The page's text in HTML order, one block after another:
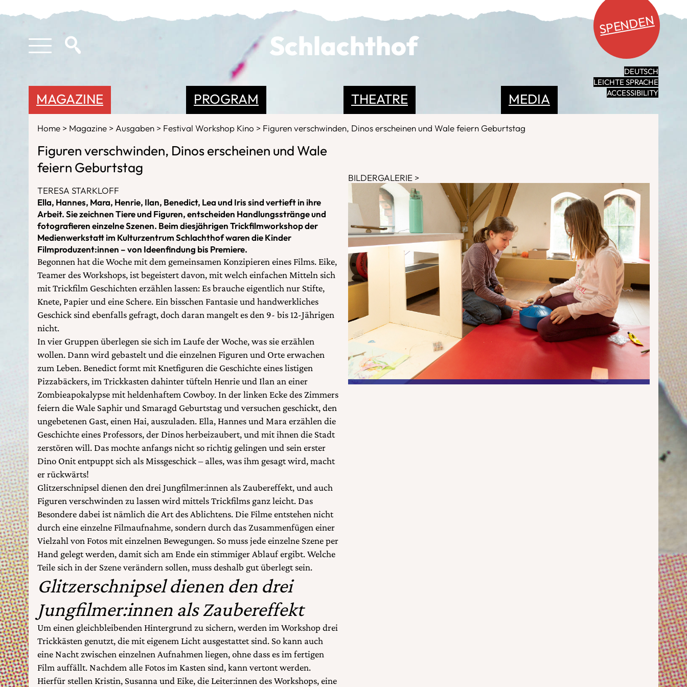
Schlachthof
SPENDEN
DEUTSCH
LEICHTE SPRACHE
ACCESSIBILITY
PROGRAM THEATRE MEDIA
MAGAZINE
Home Magazine Ausgaben Festival Workshop Kino Figuren verschwinden, Dinos erscheinen und Wale feiern Geburtstag
Figuren verschwinden, Dinos erscheinen und Wale
feiern Geburtstag
TERESA STARKLOFF
Ella, Hannes, Mara, Henrie, Ilan, Benedict, Lea und Iris sind vertieft in ihre
Arbeit. Sie zeichnen Tiere und Figuren, entscheiden Handlungsstränge und
fotografieren einzelne Szenen. Beim diesjährigen Trickfilmworkshop der
Medienwerkstatt im Kulturzentrum Schlachthof waren die Kinder
Filmproduzent:innen – von Ideenfindung bis Premiere.
Begonnen hat die Woche mit dem gemeinsamen Konzipieren eines Films. Eike,
Teamer des Workshops, ist begeistert davon, mit welch einfachen Mitteln sich
mit Trickfilm Geschichten erzählen lassen: Es brauche eigentlich nur Stifte,
Knete, Papier und eine Schere. Ein bisschen Fantasie und handwerkliches
Geschick sind ebenfalls gefragt, doch daran mangelt es den 9- bis 12-Jährigen
nicht.
In vier Gruppen überlegen sie sich im Laufe der Woche, was sie erzählen
wollen. Dann wird gebastelt und die einzelnen Figuren und Orte erwachen
zum Leben. Benedict formt mit Knetfiguren die Geschichte eines listigen
Pizzabäckers, im Trickkasten dahinter tüfteln Henrie und Ilan an einer
Zombieapokalypse mit heldenhaftem Cowboy. In der linken Ecke des Zimmers
feiern die Wale Saphir und Smaragd Geburtstag und versuchen geschickt, den
ungebetenen Gast, einen Hai, auszuladen. Ella, Hannes und Mara erzählen die
Geschichte eines Professors, der Dinos herbeizaubert, und mit ihnen die Stadt
zerstören will. Das mochte anfangs nicht so richtig gelingen und sein erster
Dino Onit entpuppt sich als Missgeschick – alles, was ihm gesagt wird, macht
er rückwärts!
Glitzerschnipsel dienen den drei Jungfilmer:innen als Zaubereffekt, und auch
Figuren verschwinden zu lassen wird mittels Trickfilms ganz leicht. Das
Besondere dabei ist nämlich die Art des Ablichtens. Die Filme entstehen nicht
durch eine einzelne Filmaufnahme, sondern durch das Zusammenfügen einer
Vielzahl von Fotos mit einzelnen Bewegungen. So muss jede einzelne Szene per
Hand gelegt werden, damit sich am Ende ein stimmiger Ablauf ergibt. Welche
Teile sich in der Szene verändern sollen, muss deshalb gut überlegt sein.
Glitzerschnipsel dienen den drei
Jungfilmer:innen als Zaubereffekt
Um einen gleichbleibenden Hintergrund zu sichern, werden im Workshop drei
Trickkästen genutzt, die mit eigenem Licht ausgestattet sind. So kann auch
eine Nacht zwischen einzelnen Aufnahmen liegen, ohne dass es im fertigen
Film auffällt. Nachdem alle Fotos im Kasten sind, kann vertont werden.
Hierfür stellen Kristin, Susanna und Eike, die Leiter:innen des Workshops, eine
BILDERGALERIE